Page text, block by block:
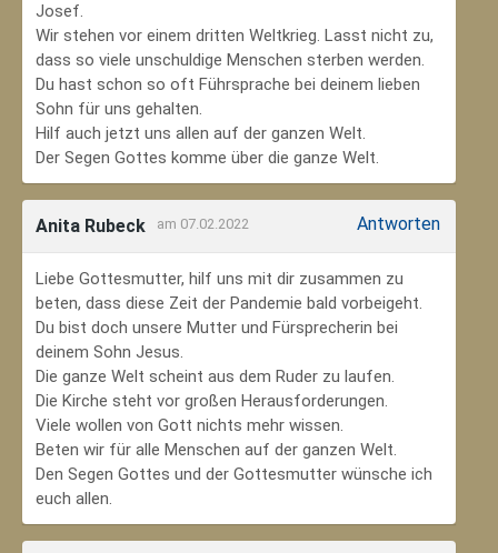
Josef.
Wir stehen vor einem dritten Weltkrieg. Lasst nicht zu,
dass so viele unschuldige Menschen sterben werden.
Du hast schon so oft Führsprache bei deinem lieben
Sohn für uns gehalten.
Hilf auch jetzt uns allen auf der ganzen Welt.
Der Segen Gottes komme über die ganze Welt.
Anita Rubeck am 07.02.2022 Antworten
Liebe Gottesmutter, hilf uns mit dir zusammen zu
beten, dass diese Zeit der Pandemie bald vorbeigeht.
Du bist doch unsere Mutter und Fürsprecherin bei
deinem Sohn Jesus.
Die ganze Welt scheint aus dem Ruder zu laufen.
Die Kirche steht vor großen Herausforderungen.
Viele wollen von Gott nichts mehr wissen.
Beten wir für alle Menschen auf der ganzen Welt.
Den Segen Gottes und der Gottesmutter wünsche ich
euch allen.